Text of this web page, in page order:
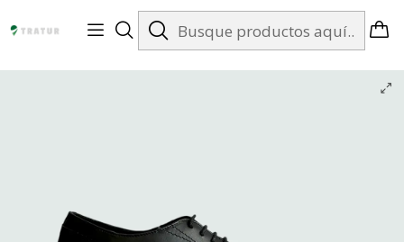
Envíos gratis en Santiago desde $99.990